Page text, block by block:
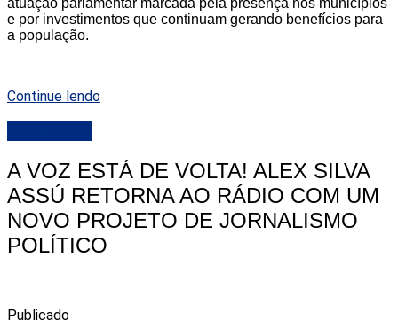
atuação parlamentar marcada pela presença nos municípios
e por investimentos que continuam gerando benefícios para
a população.
Continue lendo
A VOZ ESTÁ DE VOLTA! ALEX SILVA
ASSÚ RETORNA AO RÁDIO COM UM
NOVO PROJETO DE JORNALISMO
POLÍTICO
Publicado